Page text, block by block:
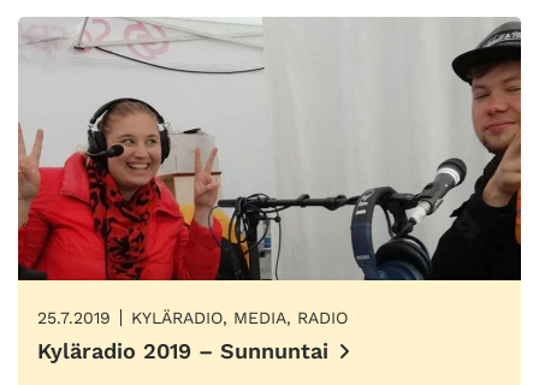
25.7.2019 KYLÄRADIO, MEDIA, RADIO
Kyläradio 2019 – Sunnuntai